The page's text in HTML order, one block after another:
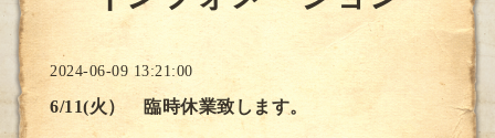
2024-06-09 13:21:00
6/11(火） 臨時休業致します。